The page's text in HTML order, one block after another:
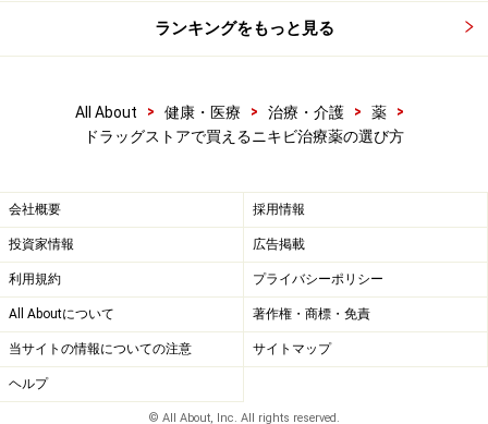
荊芥連翹湯（クラシエ）：白ニキビ、赤ニキビどち
らにも使います
清上防風湯も荊芥連翹湯もニキビに保険適応がある薬で
す。このふたつのどちらかが体質に合っていると感じた
ります。症状にあった薬をみつけて、ニキビの悩みがス
ッキリなくなるといいですね。
※記事内容は執筆時点のものです。最新の内容をご確認くださ
い。
※当サイトにおける医師・医療従事者等による情報の提供は、診
断・治療行為ではありません。診断・治療を必要とする方は、適
切な医療機関での受診をおすすめいたします。記事内容は執筆者
個人の見解によるものであり、全ての方への有効性を保証するも
ランキングをもっと見る
All About > 健康・医療 > 治療・介護 > 薬
>
ドラッグストアで買えるニキビ治療薬の選び方
会社概要 採用情報
投資家情報 広告掲載
利用規約 プライバシーポリシー
All Aboutについて 著作権・商標・免責
当サイトの情報についての注意 サイトマップ
ヘルプ
© All About, Inc. All rights reserved.